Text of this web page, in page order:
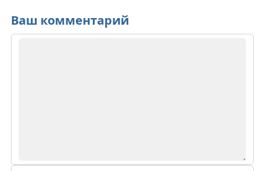
Ваш комментарий